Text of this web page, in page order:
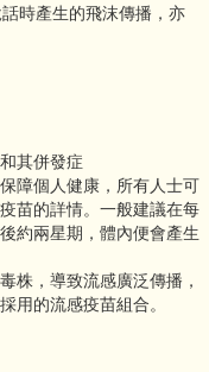
時產生的飛沫傳播，亦
其併發症
障個人健康，所有人士可
苗的詳情。一般建議在每
約兩星期，體內便會產生
株，導致流感廣泛傳播，
用的流感疫苗組合。